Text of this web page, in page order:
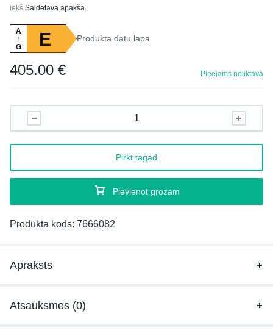
iekš Saldētava apakšā
A
↑
G
E Produkta datu lapa
405.00 € Pieejams noliktavā
Pievienot grozam
Pirkt tagad
Produkta kods: 7666082
Apraksts
Atsauksmes (0)